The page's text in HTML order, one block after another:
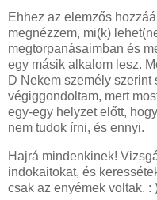
Ehhez az elemzős
megnézzem, mi(k)
megtorpanásaimban és
egy másik alkalom lesz.
D Nekem személy szerint
végiggondoltam, mert
egy-egy helyzet előtt,
nem tudok írni, és ennyi.
Hajrá mindenkinek!
indokaitokat, és
csak az enyémek voltak. :